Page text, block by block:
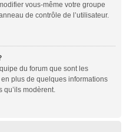
vous-même votre groupe
de contrôle de l’utilisateur.
du forum que sont les
plus de quelques informations
qu’ils modèrent.